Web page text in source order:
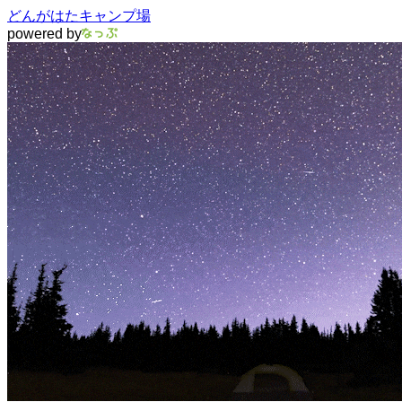
どんがはたキャンプ場
powered by